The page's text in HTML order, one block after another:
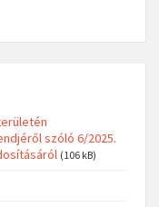
szóló 6/2025.
(106 kB)